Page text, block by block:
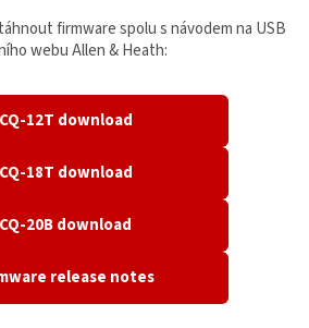
firmware spolu s návodem na USB
webu Allen & Heath:
CQ-12T download
CQ-18T download
CQ-20B download
release notes